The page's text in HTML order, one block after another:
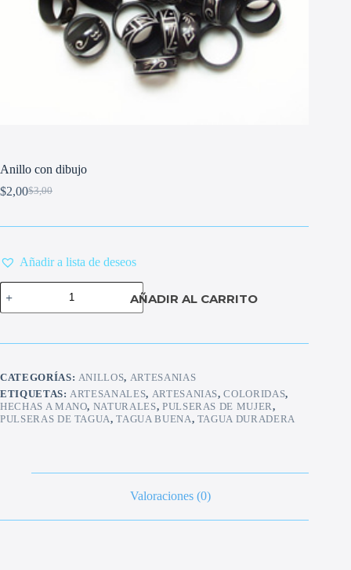
Anillo con dibujo
$3,00
Original
was:
$2,00Current
is:
Añadir a lista de deseos
Anillo
con
dibujo
AÑADIR AL CARRITO
CATEGORÍAS: ANILLOS, ARTESANIAS
ETIQUETAS: ARTESANALES, ARTESANIAS,COLORIDAS,
HECHAS A MANO, NATURALES, PULSERAS DE MUJER,
PULSERAS DE TAGUA,TAGUA BUENA, TAGUA DURADERA
Valoraciones (0)